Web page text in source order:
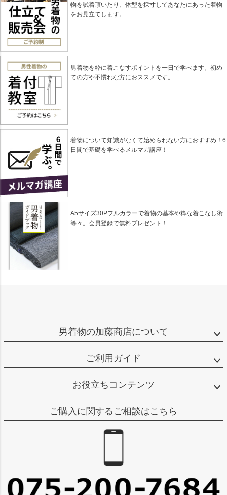
物を試着頂いたり、体型を採寸してあなたにあった着物
をお見立てします。
男着物を粋に着こなすポイントを一日で学べます。初め
ての方や不慣れな方におススメです。
着物について知識がなくて始められない方におすすめ！6
日間で基礎を学べるメルマガ講座！
A5サイズ30Pフルカラーで着物の基本や粋な着こなし術
等々。会員登録で無料プレゼント！
男着物の加藤商店について
ご利用ガイド
お役立ちコンテンツ
ご購入に関するご相談はこちら